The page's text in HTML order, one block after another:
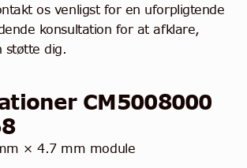
os venligst for en uforpligtende
konsultation for at afklare,
støtte dig.
CM5008000
× 4.7 mm module